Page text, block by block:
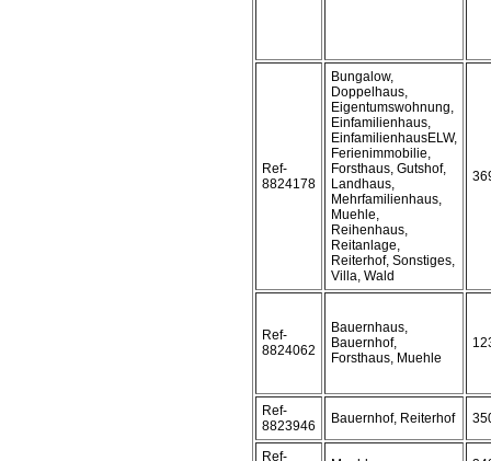
Ref-
8824178
Bungalow,
Doppelhaus,
Eigentumswohnung,
Einfamilienhaus,
EinfamilienhausELW,
Ferienimmobilie,
Forsthaus, Gutshof,
Landhaus,
Mehrfamilienhaus,
Muehle,
Reihenhaus,
Reitanlage,
Reiterhof, Sonstiges,
Villa, Wald
Ref-
8824062
Bauernhaus,
Bauernhof,
Forsthaus, Muehle
Ref-
8823946
Bauernhof, Reiterhof
Ref-